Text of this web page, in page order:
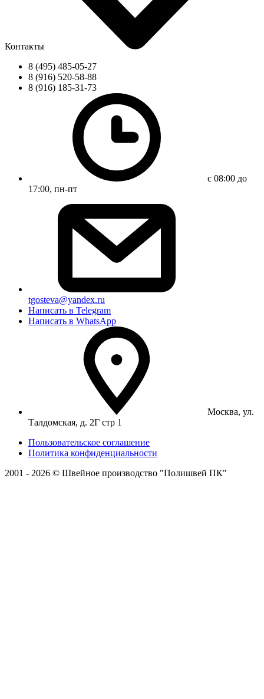
Контакты
8 (495) 485-05-27
8 (916) 520-58-88
8 (916) 185-31-73
с 08:00 до
17:00, пн-пт
tgosteva@yandex.ru
Написать в Telegram
Написать в WhatsApp
Москва, ул.
Талдомская, д. 2Г стр 1
Пользовательское соглашение
Политика конфиденциальности
2001 - 2026 © Швейное производство "Полишвей ПК"